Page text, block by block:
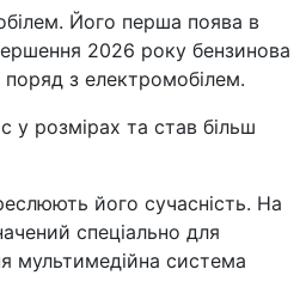
Його перша поява в
2026 року бензинова
з електромобілем.
у розмірах та став більш
його сучасність. На
спеціально для
мультимедійна система